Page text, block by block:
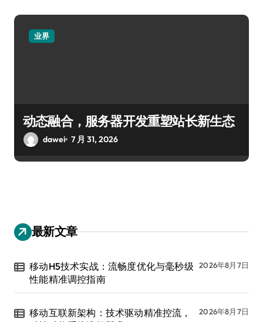
业界
动态融合，服务器开发重塑站长新生态
dawei 7 月 31, 2026
最新文章
移动H5技术实战：流畅度优化与毫秒级
性能精准调控指南
2026年8月7日
移动互联新架构：技术驱动精准控流，
2026年8月7日